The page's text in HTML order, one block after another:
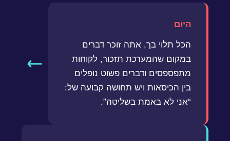
היום
הכל תלוי בך, אתה זוכר דברים
במקום שהמערכת תזכור, לקוחות
מתפספסים ודברים פשוט נופלים
בין הכיסאות ויש תחושה קבועה של:
“אני לא באמת בשליטה”.